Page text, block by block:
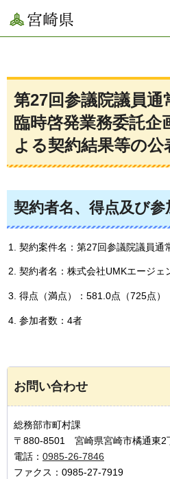
宮崎県
第27回参議院議員通
臨時啓発業務委託企
よる契約結果等の公
契約者名、得点及び参
契約案件名：第27回参議院議員通
契約者名：株式会社UMKエージェ
得点（満点）：581.0点（725点）
参加者数：4者
お問い合わせ
総務部市町村課
〒880-8501 宮崎県宮崎市橘通東2
電話： 0985-26-7846
ファクス：0985-27-7919